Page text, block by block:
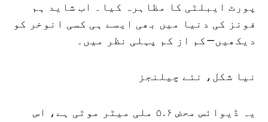
پورٹ ایبلٹی کا مظاہرہ کیا۔ اب شاید ہم
فونز کی دنیا میں بھی ایسے ہی کسی انوخر کو
دیکھیں—کم از کم پہلی نظر میں۔
نیا شکل، نئے چیلنجز
یہ ڈیوائس محض ۵.۶ ملی میٹر موٹی ہے، اس